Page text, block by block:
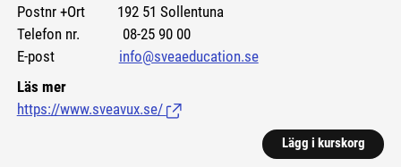
Postnr +Ort 192 51 Sollentuna
Telefon nr. 08-25 90 00
E-post info@sveaeducation.se
Läs mer
https://www.sveavux.se/ (Länk till extern sida.)
Lägg i kurskorg